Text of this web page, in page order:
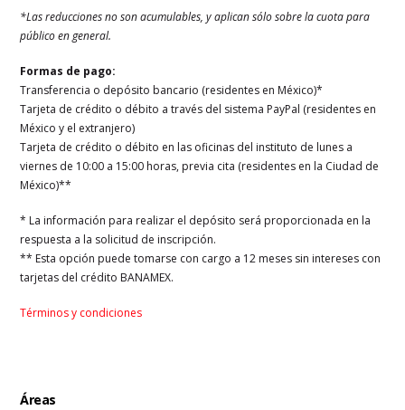
*Las reducciones no son acumulables, y aplican sólo sobre la cuota para
público en general.
Formas de pago:
Transferencia o depósito bancario (residentes en México)*
Tarjeta de crédito o débito a través del sistema PayPal (residentes en
México y el extranjero)
Tarjeta de crédito o débito en las oficinas del instituto de lunes a
viernes de 10:00 a 15:00 horas, previa cita (residentes en la Ciudad de
México)**
* La información para realizar el depósito será proporcionada en la
respuesta a la solicitud de inscripción.
** Esta opción puede tomarse con cargo a 12 meses sin intereses con
tarjetas del crédito BANAMEX.
Términos y condiciones
Áreas